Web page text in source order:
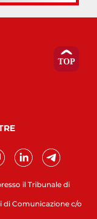
il Tribunale di
di Comunicazione c/o